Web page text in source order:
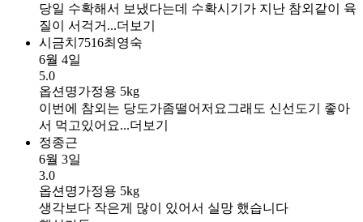
당일 수확해서 보냈다는데 수확시기가 지난 참외같이 육
질이 서걱거...더보기
시금치7516최영숙
6월 4일
5.0
옵션명가정용 5kg
이번에 참외는 당도가좀떨어저요그래도 신선도기 좋아
서 먹고있어요...더보기
정종근
6월 3일
3.0
옵션명가정용 5kg
생각보다 작은게 많이 있어서 실망 했습니다